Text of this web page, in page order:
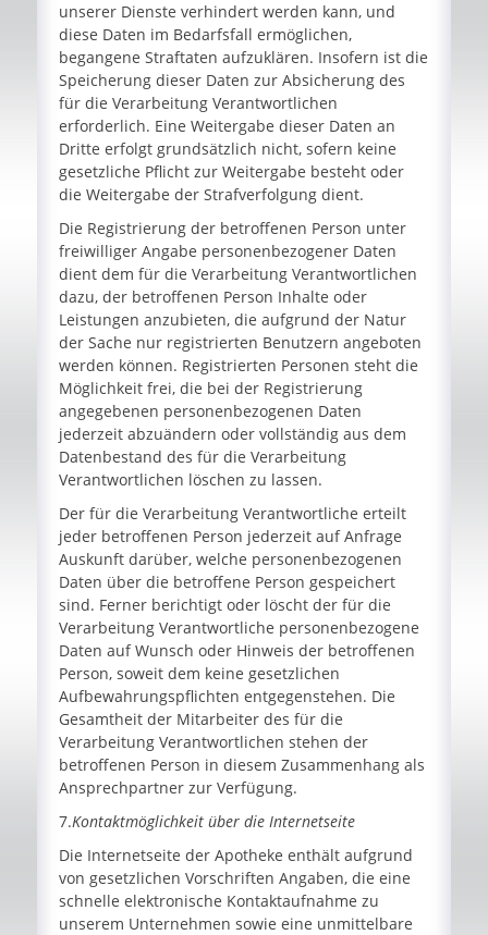
unserer Dienste verhindert werden kann, und
diese Daten im Bedarfsfall ermöglichen,
begangene Straftaten aufzuklären. Insofern ist die
Speicherung dieser Daten zur Absicherung des
für die Verarbeitung Verantwortlichen
erforderlich. Eine Weitergabe dieser Daten an
Dritte erfolgt grundsätzlich nicht, sofern keine
gesetzliche Pflicht zur Weitergabe besteht oder
die Weitergabe der Strafverfolgung dient.
Die Registrierung der betroffenen Person unter
freiwilliger Angabe personenbezogener Daten
dient dem für die Verarbeitung Verantwortlichen
dazu, der betroffenen Person Inhalte oder
Leistungen anzubieten, die aufgrund der Natur
der Sache nur registrierten Benutzern angeboten
werden können. Registrierten Personen steht die
Möglichkeit frei, die bei der Registrierung
angegebenen personenbezogenen Daten
jederzeit abzuändern oder vollständig aus dem
Datenbestand des für die Verarbeitung
Verantwortlichen löschen zu lassen.
Der für die Verarbeitung Verantwortliche erteilt
jeder betroffenen Person jederzeit auf Anfrage
Auskunft darüber, welche personenbezogenen
Daten über die betroffene Person gespeichert
sind. Ferner berichtigt oder löscht der für die
Verarbeitung Verantwortliche personenbezogene
Daten auf Wunsch oder Hinweis der betroffenen
Person, soweit dem keine gesetzlichen
Aufbewahrungspflichten entgegenstehen. Die
Gesamtheit der Mitarbeiter des für die
Verarbeitung Verantwortlichen stehen der
betroffenen Person in diesem Zusammenhang als
Ansprechpartner zur Verfügung.
7.Kontaktmöglichkeit über die Internetseite
Die Internetseite der Apotheke enthält aufgrund
von gesetzlichen Vorschriften Angaben, die eine
schnelle elektronische Kontaktaufnahme zu
unserem Unternehmen sowie eine unmittelbare